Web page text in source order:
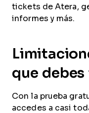
tickets de Atera,
informes y más.
que
Con la prueba
accedes a casi